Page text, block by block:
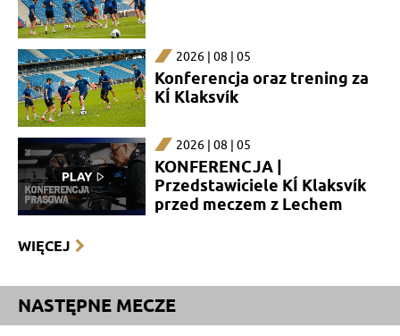
2026 | 08 | 05
Konferencja oraz trening za
KÍ Klaksvík
2026 | 08 | 05
KONFERENCJA |
Przedstawiciele KÍ Klaksvík
przed meczem z Lechem
WIĘCEJ
NASTĘPNE MECZE